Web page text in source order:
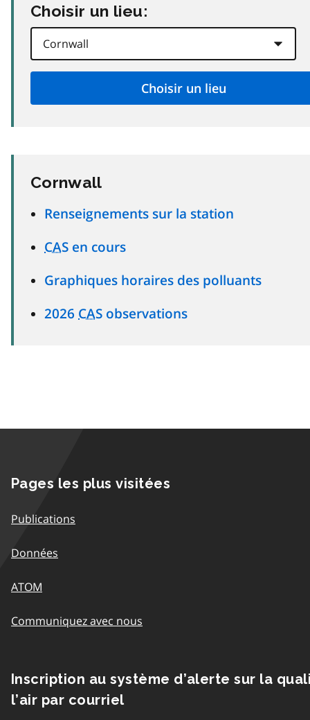
Choisir un lieu:
Cornwall
Renseignements sur la station
CAS en cours
Graphiques horaires des polluants
2026 CAS observations
Pages les plus visitées
Publications
Données
ATOM
Communiquez avec nous
Inscription au système d’alerte sur la
l’air par courriel